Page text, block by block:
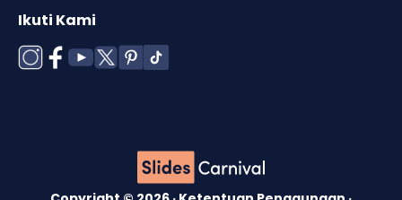
Ikuti Kami